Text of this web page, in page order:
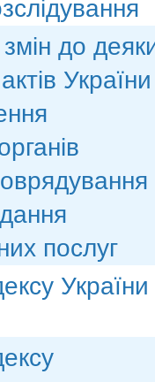
до
України
послуг
України